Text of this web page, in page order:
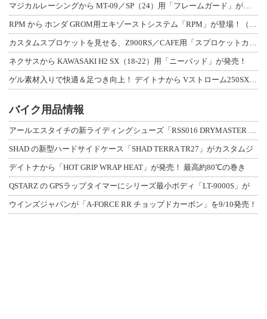
マジカルレーシングから MT-09／SP（24）用「フレームガード」が登場！
RPM から ホンダ GROM用エキゾーストシステム「RPM」が登場！（動画あり
カスタムスプロケットを見せる、Z900RS／CAFE用「スプロケットカバーフルキ
ネクサスから KAWASAKI H2 SX（18-22）用「ニーパッド」が発売！
ゲル素材入りで快適＆足つき向上！ デイトナから Vストローム250SX用「快適ロ
バイク用品情報
アールエスタイチの新ライディングシューズ「RSS016 DRYMASTER スト
SHAD の新型ハードサイドケース「SHAD TERRA TR27」がカスタムジ
デイトナから「HOT GRIP WRAP HEAT」が発売！ 最高約80℃の巻き
QSTARZ の GPSラップタイマーにシリーズ最小ボディ「LT-9000S」が
ウインズジャパンが「A-FORCE RR チョップドカーボン」を9/10発売！